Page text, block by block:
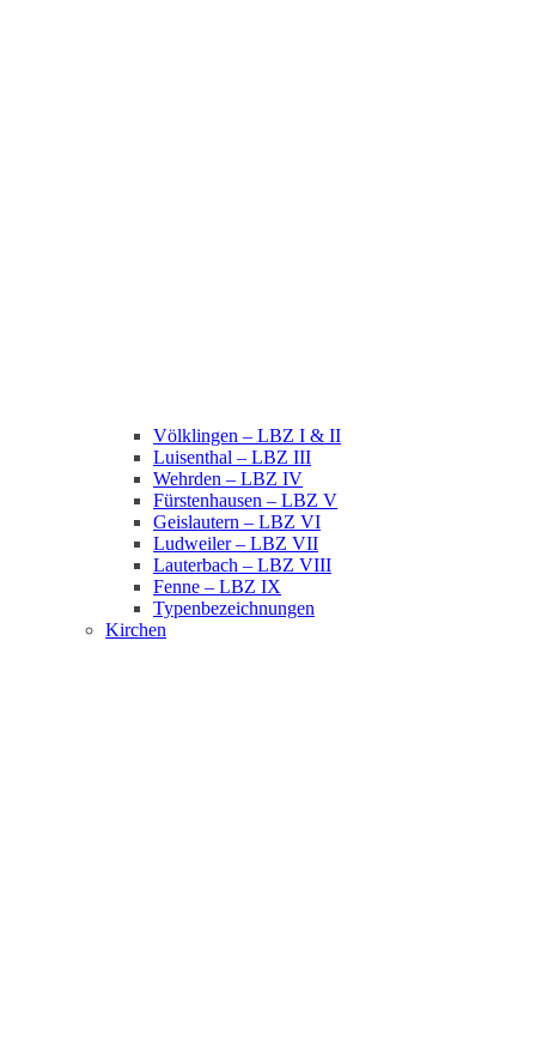
Völklingen – LBZ I & II
Luisenthal – LBZ III
Wehrden – LBZ IV
Fürstenhausen – LBZ V
Geislautern – LBZ VI
Ludweiler – LBZ VII
Lauterbach – LBZ VIII
Fenne – LBZ IX
Typenbezeichnungen
Kirchen